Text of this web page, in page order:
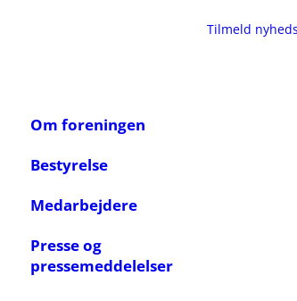
Tilmeld
Om foreningen
Bestyrelse
Medarbejdere
Presse og
pressemeddelelser